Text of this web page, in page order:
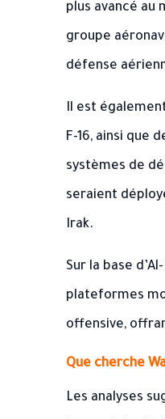
plus avancé au
groupe
défense
Il est
F-16, ainsi que
systèmes de
seraient
Irak.
Sur la base
plateformes
offensive,
Que cherche
Les analyses